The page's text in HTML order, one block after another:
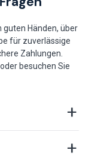
guten Händen, über
für zuverlässige
Zahlungen.
besuchen Sie